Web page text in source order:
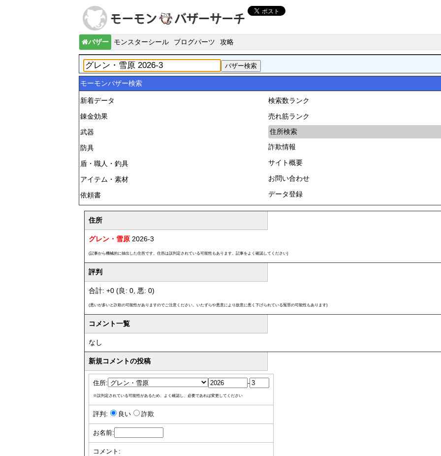
バザー モンスターシール ブログパーツ 攻略
モーモンバザー検索
新着データ
錬金効果
武器
防具
盾・職人・釣具
アイテム・素材
依頼書
検索数ランク
売れ筋ランク
住所検索
詐欺情報
サイト概要
お問い合わせ
データ登録
住所
グレン・雪原 2026-3
(記事から機械的に抽出した住所です。住所は誤判定されている可能性もあります。記事をよく確認してください)
評判
合計: +0 (良: 0, 悪: 0)
(悪いが多いと詐欺の可能性がありますのでご注意ください。いたずらや悪意により故意に悪く下げられている冤罪の可能性もあります)
コメント一覧
なし
新規コメントの投稿
住所: -
※誤判定されている可能性があるため、よく確認し、必要であれば変更してください
評判: 良い 詐欺
お名前:
コメント: